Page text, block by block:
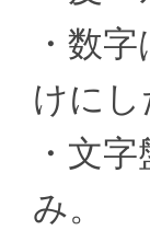
・数
けにし
・文
み。